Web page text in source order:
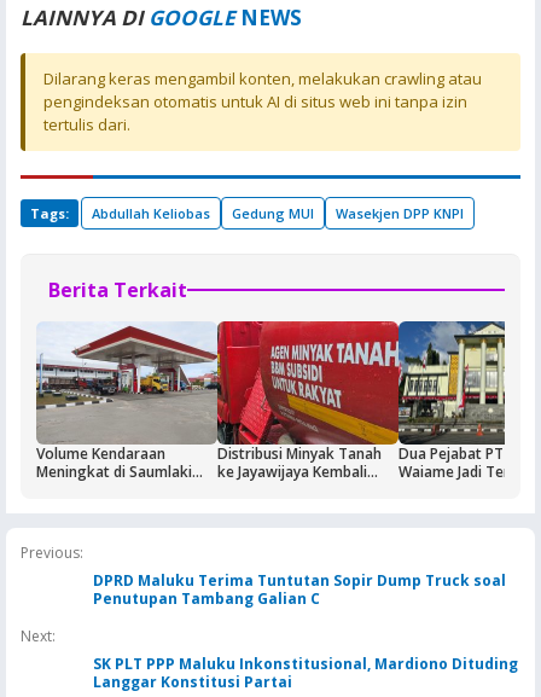
LAINNYA DI GOOGLE NEWS
Dilarang keras mengambil konten, melakukan crawling atau
pengindeksan otomatis untuk AI di situs web ini tanpa izin
tertulis dari.
Tags: Abdullah Keliobas Gedung MUI Wasekjen DPP KNPI
Berita Terkait
Volume Kendaraan
Meningkat di Saumlaki
Jaga Keandalan Suplai
BBM
Distribusi Minyak Tanah
ke Jayawijaya Kembali
Dua Pejabat PT Dok
Waiame Jadi
Previous:
DPRD Maluku Terima Tuntutan Sopir Dump Truck soal
Penutupan Tambang Galian C
Next:
SK PLT PPP Maluku Inkonstitusional, Mardiono Dituding
Langgar Konstitusi Partai